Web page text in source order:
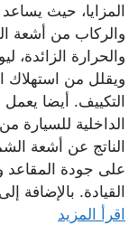
المزايا، حيث
والركاب من أشعة
والحرارة الزائدة،
ويقلل من استهلاك
التكييف. أيضا
الداخلية للسيارة
الناتج عن أشعة
على جودة المقاعد
القيادة. بالإضافة
اقرأ المزيد